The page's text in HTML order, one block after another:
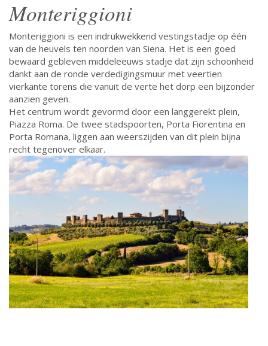
Monteriggioni
Monteriggioni is een indrukwekkend vestingstadje op één
van de heuvels ten noorden van Siena. Het is een goed
bewaard gebleven middeleeuws stadje dat zijn schoonheid
dankt aan de ronde verdedigingsmuur met veertien
vierkante torens die vanuit de verte het dorp een bijzonder
aanzien geven.
Het centrum wordt gevormd door een langgerekt plein,
Piazza Roma. De twee stadspoorten, Porta Fiorentina en
Porta Romana, liggen aan weerszijden van dit plein bijna
recht tegenover elkaar.